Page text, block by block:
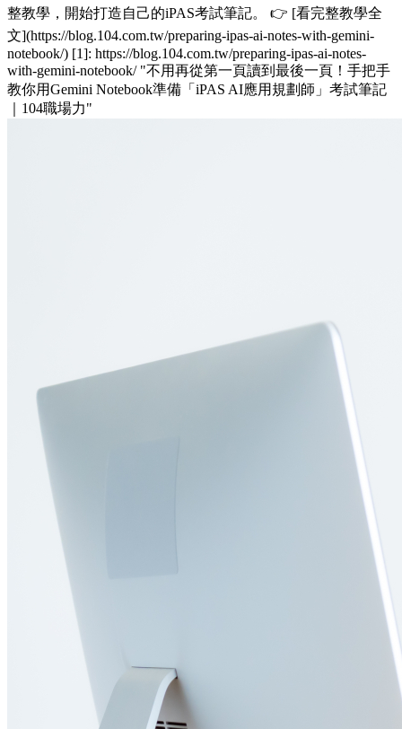
整教學，開始打造自己的iPAS考試筆記。 👉 [看完整教學全
文](https://blog.104.com.tw/preparing-ipas-ai-notes-with-gemini-
notebook/) [1]: https://blog.104.com.tw/preparing-ipas-ai-notes-
with-gemini-notebook/ "不用再從第一頁讀到最後一頁！手把手
教你用Gemini Notebook準備「iPAS AI應用規劃師」考試筆記
｜104職場力"